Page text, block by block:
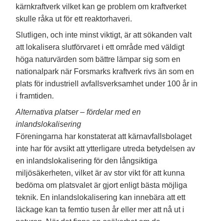
kärnkraftverk vilket kan ge problem om kraftverket
skulle råka ut för ett reaktorhaveri.
Slutligen, och inte minst viktigt, är att sökanden valt
att lokalisera slutförvaret i ett område med väldigt
höga naturvärden som bättre lämpar sig som en
nationalpark när Forsmarks kraftverk rivs än som en
plats för industriell avfallsverksamhet under 100 år in
i framtiden.
Alternativa platser – fördelar med en
inlandslokalisering
Föreningarna har konstaterat att kärnavfallsbolaget
inte har för avsikt att ytterligare utreda betydelsen av
en inlandslokalisering för den långsiktiga
miljösäkerheten, vilket är av stor vikt för att kunna
bedöma om platsvalet är gjort enligt bästa möjliga
teknik. En inlandslokalisering kan innebära att ett
läckage kan ta femtio tusen år eller mer att nå ut i